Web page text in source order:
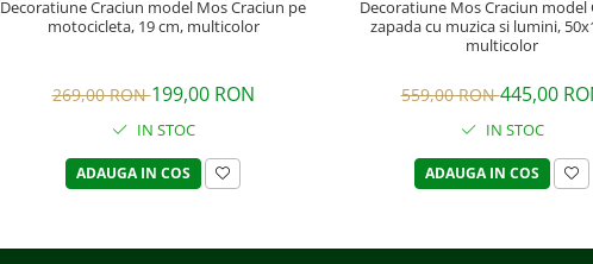
Decoratiune Craciun model Mos Craciun pe
motocicleta, 19 cm, multicolor
269,00 RON199,00 RON
IN STOC
ADAUGA IN COS
Decoratiune Mos Craciun model
zapada cu muzica si lumini,
multicolor
559,00 RON445,00
IN STOC
ADAUGA IN COS